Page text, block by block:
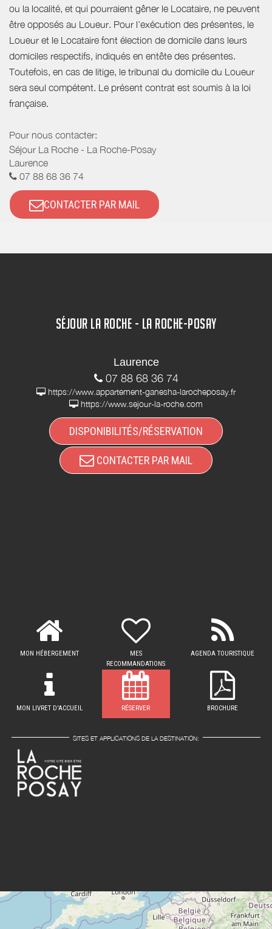
ou la localité, et qui pourraient gêner le Locataire, ne peuvent
être opposés au Loueur. Pour l’exécution des présentes, le
Loueur et le Locataire font élection de domicile dans leurs
domiciles respectifs, indiqués en entête des présentes.
Toutefois, en cas de litige, le tribunal du domicile du Loueur
sera seul compétent. Le présent contrat est soumis à la loi
française.
Pour nous contacter:
Séjour La Roche - La Roche-Posay
Laurence
07 88 68 36 74
CONTACTER PAR MAIL
SÉJOUR LA ROCHE - LA ROCHE-POSAY
Laurence
07 88 68 36 74
https://www.appartement-ganesha-larocheposay.fr
https://www.sejour-la-roche.com
DISPONIBILITÉS/RÉSERVATION
CONTACTER PAR MAIL
MON HÉBERGEMENT
MES
RECOMMANDATIONS
AGENDA TOURISTIQUE
MON LIVRET D'ACCUEIL RÉSERVER BROCHURE
SITES ET APPLICATIONS DE LA DESTINATION: